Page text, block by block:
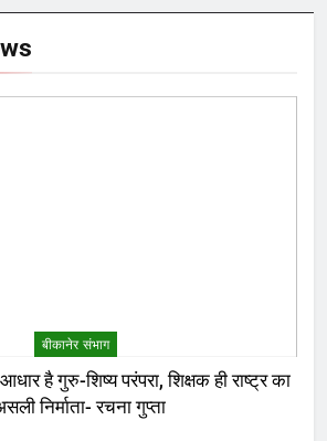
बीकानेर संभाग
है गुरु-शिष्य परंपरा, शिक्षक ही राष्ट्र का
निर्माता- रचना गुप्ता